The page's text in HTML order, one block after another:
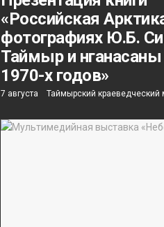
«Российская
фотографиях Ю.Б.
Таймыр и
1970-х годов»
7 августа Таймырский краеведческий